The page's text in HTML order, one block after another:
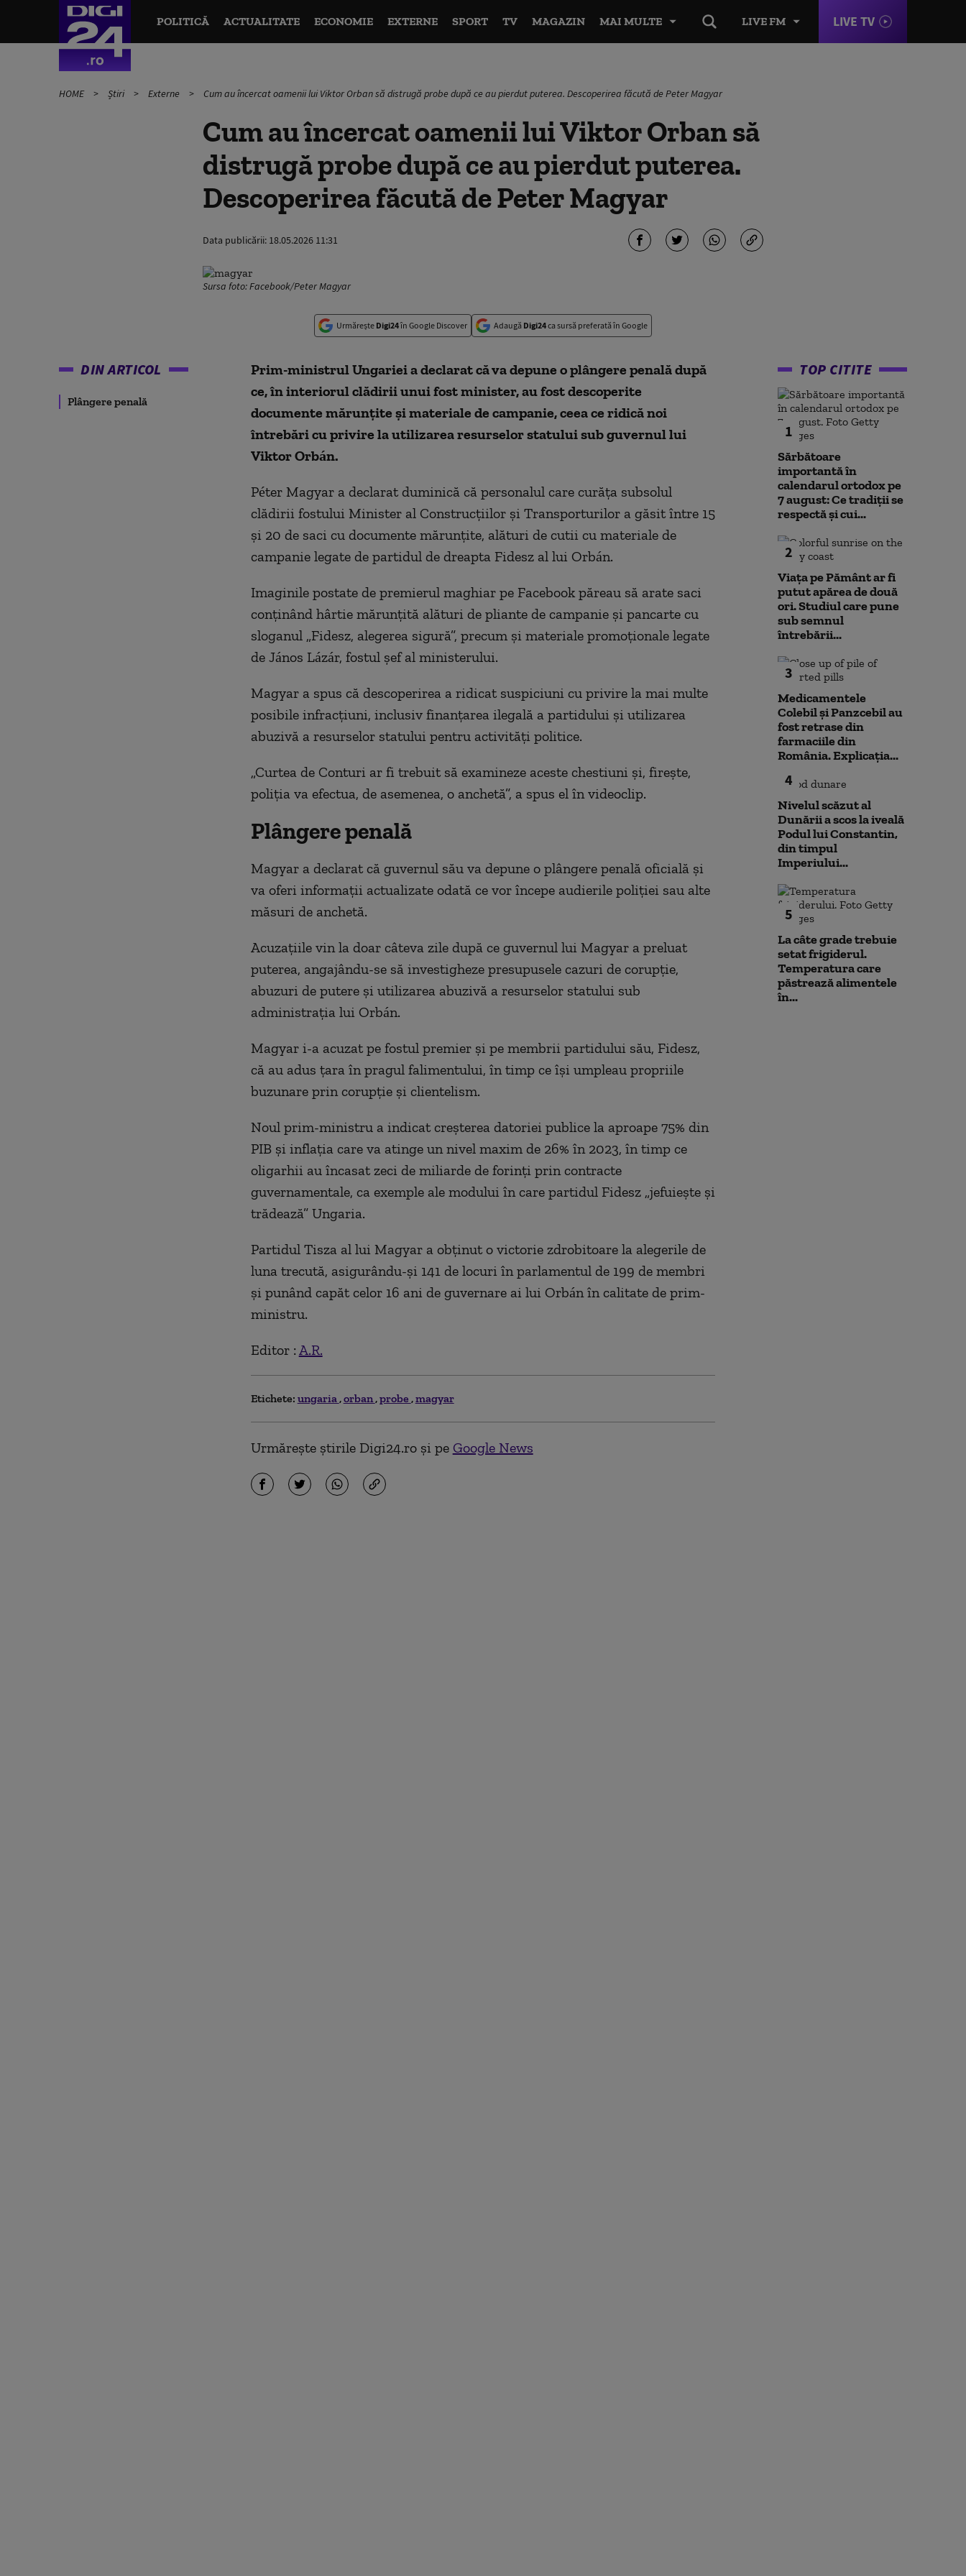
LIVE FM LIVE TV
POLITICĂ ACTUALITATE ECONOMIE EXTERNE SPORT TV MAGAZIN MAI MULTE
HOME Știri Externe Cum au încercat oamenii lui Viktor Orban să distrugă probe după ce au pierdut puterea. Descoperirea făcută de Peter Magyar
Cum au încercat oamenii lui Viktor Orban să
distrugă probe după ce au pierdut puterea.
Descoperirea făcută de Peter Magyar
Data publicării: 18.05.2026 11:31
Sursa foto: Facebook/Peter Magyar
Urmărește Digi24în Google Discover Adaugă Digi24ca sursă preferată în Google
DIN ARTICOL
Plângere penală
Prim-ministrul Ungariei a declarat că va depune o plângere penală după
ce, în interiorul clădirii unui fost minister, au fost descoperite
documente mărunțite și materiale de campanie, ceea ce ridică noi
întrebări cu privire la utilizarea resurselor statului sub guvernul lui
Viktor Orbán.
Péter Magyar a declarat duminică că personalul care curăța subsolul
clădirii fostului Minister al Construcțiilor și Transporturilor a găsit între 15
și 20 de saci cu documente mărunțite, alături de cutii cu materiale de
campanie legate de partidul de dreapta Fidesz al lui Orbán.
Imaginile postate de premierul maghiar pe Facebook păreau să arate saci
conținând hârtie mărunțită alături de pliante de campanie și pancarte cu
sloganul „Fidesz, alegerea sigură”, precum și materiale promoționale legate
de János Lázár, fostul șef al ministerului.
Magyar a spus că descoperirea a ridicat suspiciuni cu privire la mai multe
posibile infracțiuni, inclusiv finanțarea ilegală a partidului și utilizarea
abuzivă a resurselor statului pentru activități politice.
„Curtea de Conturi ar fi trebuit să examineze aceste chestiuni și, firește,
poliția va efectua, de asemenea, o anchetă”, a spus el în videoclip.
Plângere penală
Magyar a declarat că guvernul său va depune o plângere penală oficială și
va oferi informații actualizate odată ce vor începe audierile poliției sau alte
măsuri de anchetă.
Acuzațiile vin la doar câteva zile după ce guvernul lui Magyar a preluat
puterea, angajându-se să investigheze presupusele cazuri de corupție,
abuzuri de putere și utilizarea abuzivă a resurselor statului sub
administrația lui Orbán.
Magyar i-a acuzat pe fostul premier și pe membrii partidului său, Fidesz,
că au adus țara în pragul falimentului, în timp ce își umpleau propriile
buzunare prin corupție și clientelism.
Noul prim-ministru a indicat creșterea datoriei publice la aproape 75% din
PIB și inflația care va atinge un nivel maxim de 26% în 2023, în timp ce
oligarhii au încasat zeci de miliarde de forinți prin contracte
guvernamentale, ca exemple ale modului în care partidul Fidesz „jefuiește și
trădează” Ungaria.
Partidul Tisza al lui Magyar a obținut o victorie zdrobitoare la alegerile de
luna trecută, asigurându-și 141 de locuri în parlamentul de 199 de membri
și punând capăt celor 16 ani de guvernare ai lui Orbán în calitate de prim-
ministru.
Editor : A.R.
Etichete: ungaria orban probe magyar
Urmărește știrile Digi24.ro și pe Google News
TOP CITITE
1
Sărbătoare
importantă în
calendarul ortodox pe
7 august: Ce tradiții se
respectă și cui...
2
Viața pe Pământ ar fi
putut apărea de două
ori. Studiul care pune
sub semnul
întrebării...
3
Medicamentele
Colebil și Panzcebil au
fost retrase din
farmaciile din
România. Explicația...
4
Nivelul scăzut al
Dunării a scos la iveală
Podul lui Constantin,
din timpul
Imperiului...
5
La câte grade trebuie
setat frigiderul.
Temperatura care
păstrează alimentele
în...